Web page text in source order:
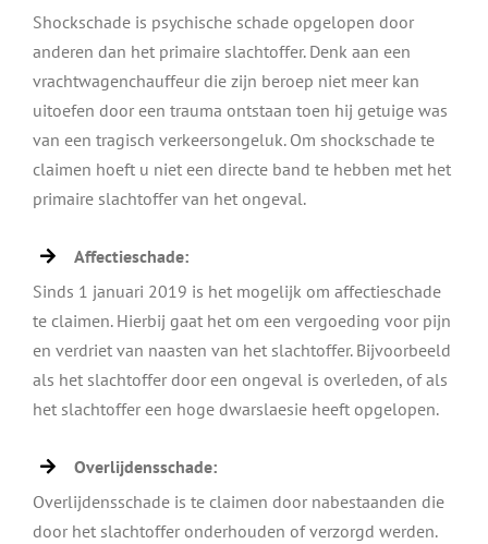
Shockschade is psychische schade opgelopen door
anderen dan het primaire slachtoffer. Denk aan een
vrachtwagenchauffeur die zijn beroep niet meer kan
uitoefen door een trauma ontstaan toen hij getuige was
van een tragisch verkeersongeluk. Om shockschade te
claimen hoeft u niet een directe band te hebben met het
primaire slachtoffer van het ongeval.
Affectieschade:
Sinds 1 januari 2019 is het mogelijk om affectieschade
te claimen. Hierbij gaat het om een vergoeding voor pijn
en verdriet van naasten van het slachtoffer. Bijvoorbeeld
als het slachtoffer door een ongeval is overleden, of als
het slachtoffer een hoge dwarslaesie heeft opgelopen.
Overlijdensschade:
Overlijdensschade is te claimen door nabestaanden die
door het slachtoffer onderhouden of verzorgd werden.